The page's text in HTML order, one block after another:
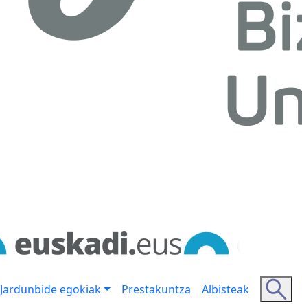
Jardunbide egokiak Prestakuntza Albisteak